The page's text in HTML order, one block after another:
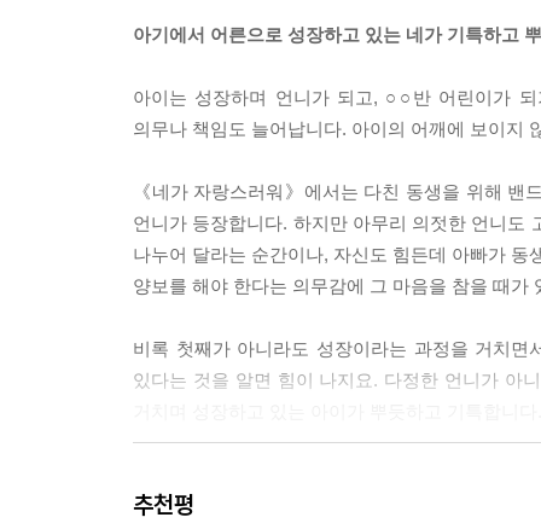
아기에서 어른으로 성장하고 있는 네가 기특하고
아이는 성장하며 언니가 되고, ○○반 어린이가
의무나 책임도 늘어납니다. 아이의 어깨에 보이지
《네가 자랑스러워》에서는 다친 동생을 위해
언니가 등장합니다. 하지만 아무리 의젓한 언니도
나누어 달라는 순간이나, 자신도 힘든데 아빠가
양보를 해야 한다는 의무감에 그 마음을 참을 때가
비록 첫째가 아니라도 성장이라는 과정을 거치
있다는 것을 알면 힘이 나지요. 다정한 언니가 아
혼자 할 수 있게 되어 기쁘다는 말과 함께 살며시
추천평